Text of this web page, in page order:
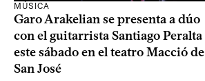
MÚSICA
Garo Arakelian se presenta a dúo
con el guitarrista Santiago Peralta
este sábado en el teatro Macció de
San José